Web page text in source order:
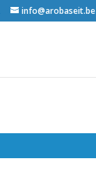
info@arobaseit.be